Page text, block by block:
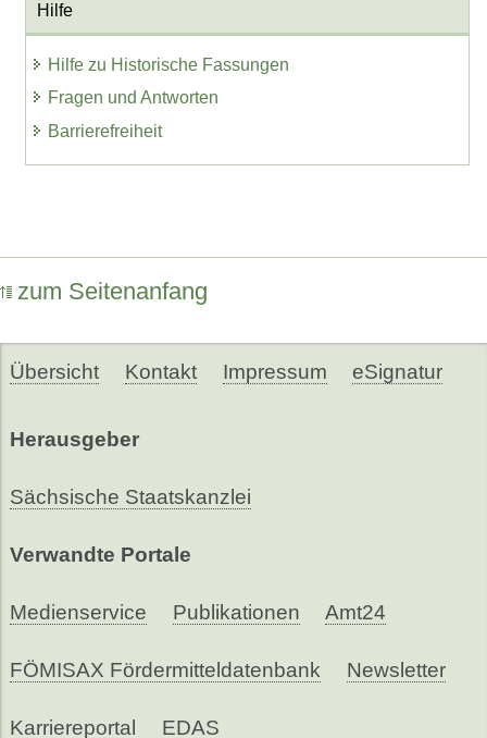
Hilfe
Hilfe zu Historische Fassungen
Fragen und Antworten
Barrierefreiheit
zum Seitenanfang
Übersicht Kontakt Impressum eSignatur
Herausgeber
Sächsische Staatskanzlei
Verwandte Portale
Medienservice Publikationen Amt24
FÖMISAX Fördermitteldatenbank Newsletter
Karriereportal EDAS